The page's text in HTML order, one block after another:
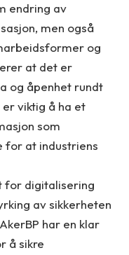
endring av
men også
og
at det er
og åpenhet rundt
viktig å ha et
som
for at industriens
for digitalisering
av sikkerheten
har en klar
å sikre